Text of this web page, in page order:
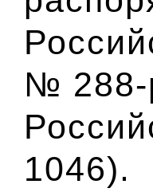
№ 288-
1046).